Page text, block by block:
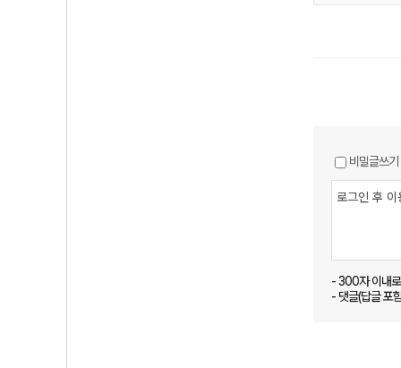
비밀글쓰기
- 300자 이내
- 댓글(답글 포